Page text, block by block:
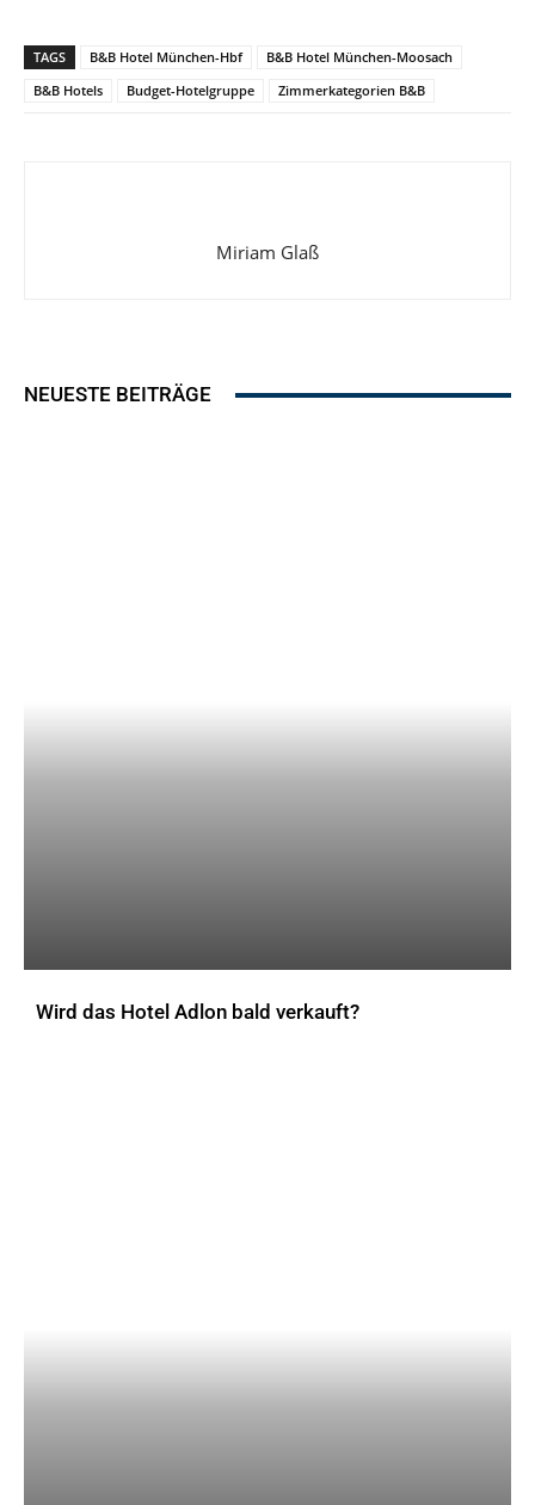
TAGS B&B Hotel München-Hbf
B&B Hotel München-Moosach
B&B Hotels
Budget-Hotelgruppe Zimmerkategorien B&B
Miriam Glaß
NEUESTE BEITRÄGE
Wird das Hotel Adlon bald verkauft?